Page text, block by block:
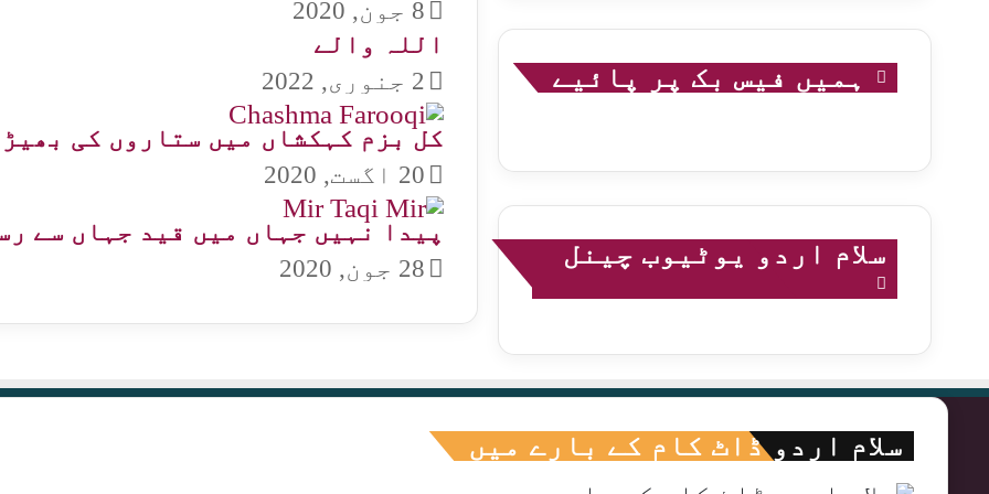
8 جون, 2020
اللہ والے
2 جنوری, 2022
کل بزم کہکشاں میں ستاروں کی
20 اگست, 2020
پیدا نہیں جہاں میں قید جہاں سے
28 جون, 2020
ہمیں فیس بک پر پائیے
سلام اردو یوٹیوب چینل
سلام اردو ڈاٹ کام کے بارے میں